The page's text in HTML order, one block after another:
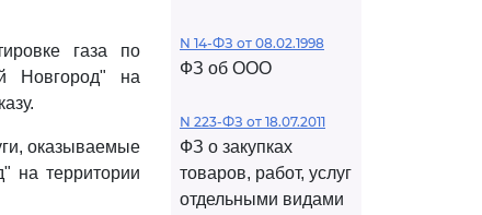
газа по
Новгород" на
оказываемые
на территории
N 14-ФЗ от 08.02.1998
ФЗ об ООО
N 223-ФЗ от 18.07.2011
ФЗ о закупках
товаров, работ, услуг
отдельными видами